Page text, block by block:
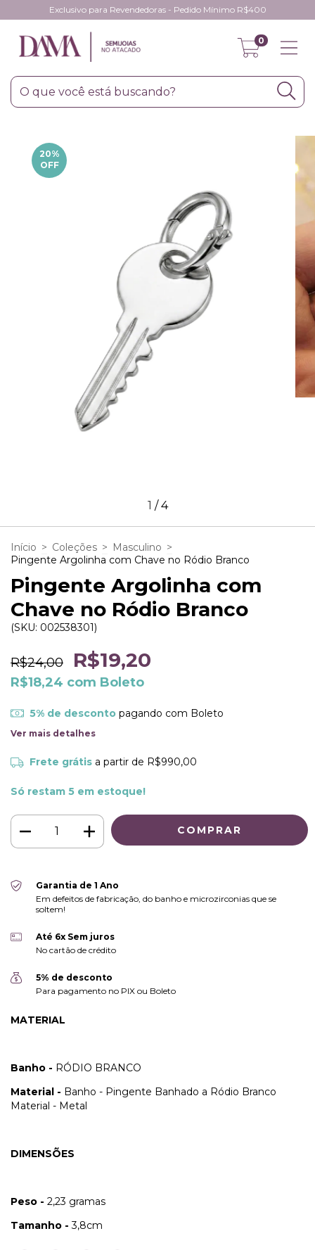
Exclusivo para Revendedoras - Pedido Mínimo R$400
0
20%
OFF
1 /4
Início > Coleções > Masculino >
Pingente Argolinha com Chave no Ródio Branco
Pingente Argolinha com
Chave no Ródio Branco
(SKU: 002538301)
R$24,00 R$19,20
R$18,24 com Boleto
5% de descontopagando com Boleto
Ver mais detalhes
Frete grátis a partir de R$990,00
Só restam 5 em estoque!
Garantia de 1 Ano
Em defeitos de fabricação, do banho e microzirconias que se
soltem!
Até 6x Sem juros
No cartão de crédito
5% de desconto
Para pagamento no PIX ou Boleto
MATERIAL
Banho - RÓDIO BRANCO
Material - Banho - Pingente Banhado a Ródio Branco
Material - Metal
DIMENSÕES
Peso - 2,23 gramas
Tamanho - 3,8cm